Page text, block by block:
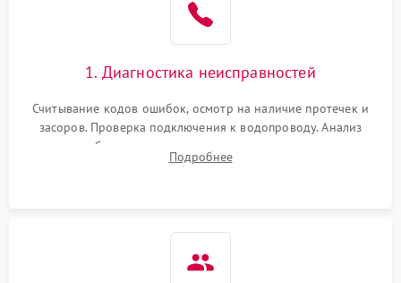
1. Диагностика неисправностей
Считывание кодов ошибок, осмотр на наличие протечек и
засоров. Проверка подключения к водопроводу. Анализ
жалоб на отсутствие слива, нагрева, вращения
разбрызгивателей или срабатывание системы защиты
Подробнее